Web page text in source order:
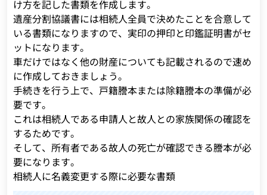
け方を記した書類を作成します。
遺産分割協議書には相続人全員で決めたことを合意して
いる書類になりますので、実印の押印と印鑑証明書がセ
ットになります。
車だけではなく他の財産についても記載されるので速め
に作成しておきましょう。
手続きを行う上で、戸籍謄本または除籍謄本の準備が必
要です。
これは相続人である申請人と故人との家族関係の確認を
するためです。
そして、所有者である故人の死亡が確認できる謄本が必
要になります。
相続人に名義変更する際に必要な書類